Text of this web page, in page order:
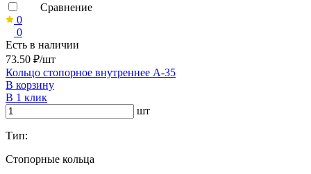
Сравнение
0
0
Есть в наличии
73.50 ₽/шт
Кольцо стопорное внутреннее А-35
В корзину
В 1 клик
шт
Тип:
Стопорные кольца